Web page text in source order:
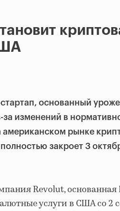
основанный
изменений в
американском рынке
закроет 3
Revolut,
услуги в США со 2